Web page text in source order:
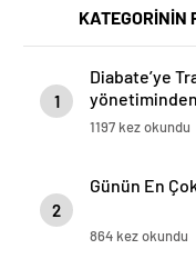
KATEGORİNİN
1
Diabate’ye
1197 kez okundu
2
Günün En
864 kez okundu